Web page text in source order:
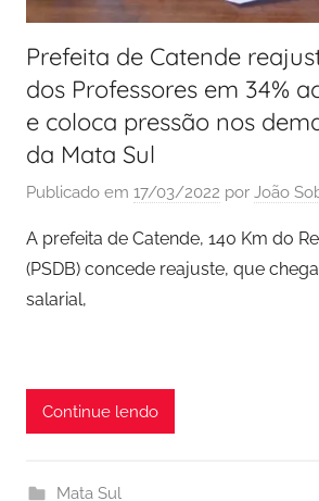
Prefeita de Catende
dos Professores em 34%
e coloca pressão nos
da Mata Sul
Publicado em 17/03/2022 por João
A prefeita de Catende, 140 Km do
(PSDB) concede reajuste, que
salarial,
Continue lendo
Mata Sul